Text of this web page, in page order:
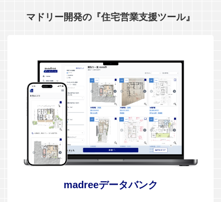
マドリー開発の『住宅営業支援ツール』
madreeデータバンク